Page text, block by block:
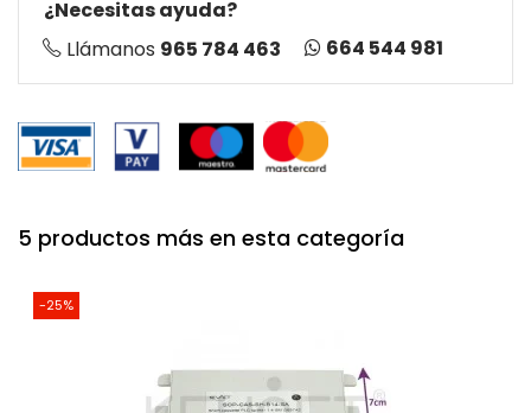
¿Necesitas ayuda?
Llámanos 965 784 463 664 544 981
5 productos más en esta categoría
-25%